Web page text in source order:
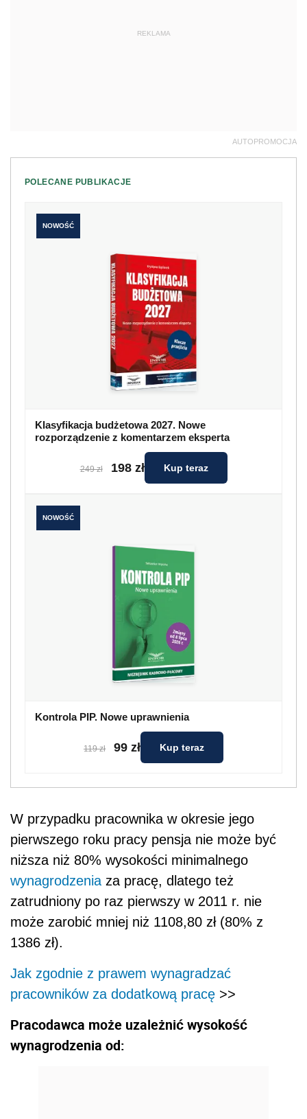
REKLAMA
AUTOPROMOCJA
POLECANE PUBLIKACJE
NOWOŚĆ
Klasyfikacja budżetowa 2027. Nowe
rozporządzenie z komentarzem eksperta
249 zł 198 zł Kup teraz
NOWOŚĆ
Kontrola PIP. Nowe uprawnienia
119 zł 99 zł Kup teraz
W przypadku pracownika w okresie jego
pierwszego roku pracy pensja nie może być
niższa niż 80% wysokości minimalnego
wynagrodzenia za pracę, dlatego też
zatrudniony po raz pierwszy w 2011 r. nie
może zarobić mniej niż 1108,80 zł (80% z
1386 zł).
Jak zgodnie z prawem wynagradzać
pracowników za dodatkową pracę >>
Pracodawca może uzależnić wysokość
wynagrodzenia od: